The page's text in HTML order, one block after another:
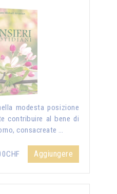
modesta posizione
contribuire al bene di
consacreate …
Aggiungere